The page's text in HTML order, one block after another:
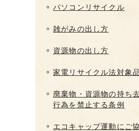
パソコンリサイクル
雑がみの出し方
資源物の出し方
家電リサイクル法対象品
廃棄物・資源物の持ち
行為を禁止する条例
エコキャップ運動にご